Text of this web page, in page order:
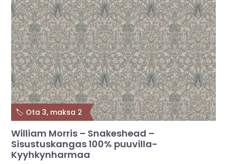
William Morris – Snakeshead –
Sisustuskangas 100% puuvilla-
Kyyhkynharmaa
🏷️ Ota 3, maksa 2